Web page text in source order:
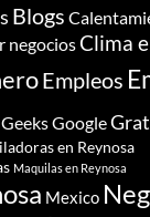
Blogs
negociosClima
Empleos
GeeksGoogle
en Reynosa
Maquilas en Reynosa
Mexico